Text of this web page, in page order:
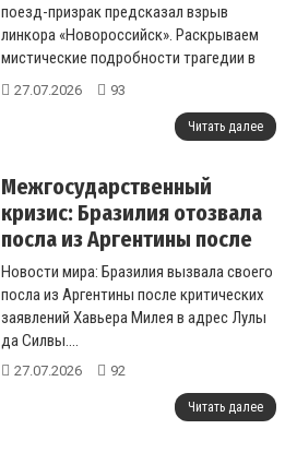
поезд-призрак предсказал взрыв
линкора «Новороссийск». Раскрываем
мистические подробности трагедии в
Севастопольской бухте....
27.07.2026 93
Читать далее
Межгосударственный
кризис: Бразилия отозвала
посла из Аргентины после
выпадов Милея
Новости мира: Бразилия вызвала своего
посла из Аргентины после критических
заявлений Хавьера Милея в адрес Лулы
да Силвы....
27.07.2026 92
Читать далее